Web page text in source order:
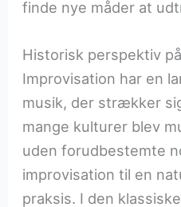
finde nye måder at
Historisk perspektiv
Improvisation har en
musik, der strækker
mange kulturer blev
uden forudbestemte
improvisation til en
praksis. I den